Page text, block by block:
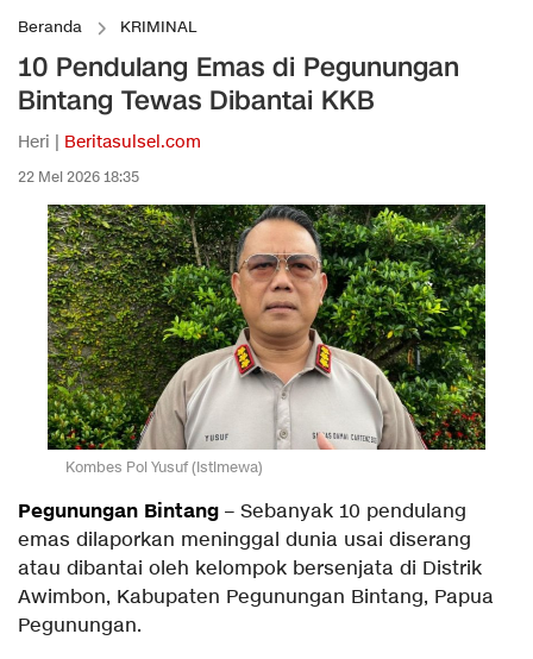
Beranda KRIMINAL
10 Pendulang Emas di Pegunungan
Bintang Tewas Dibantai KKB
Heri | Beritasulsel.com
22 Mei 2026 18:35
Kombes Pol Yusuf (Istimewa)
Pegunungan Bintang – Sebanyak 10 pendulang
emas dilaporkan meninggal dunia usai diserang
atau dibantai oleh kelompok bersenjata di Distrik
Awimbon, Kabupaten Pegunungan Bintang, Papua
Pegunungan.